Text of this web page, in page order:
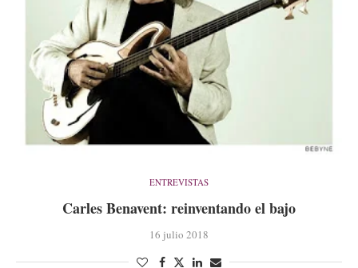
ENTREVISTAS
Carles Benavent: reinventando el bajo
16 julio 2018